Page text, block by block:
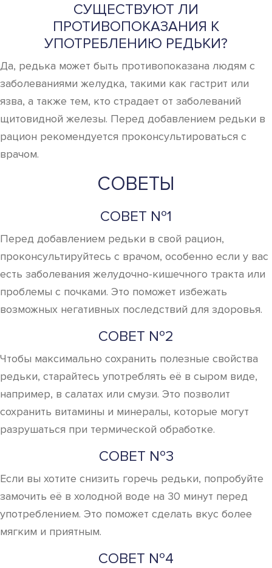
СУЩЕСТВУЮТ ЛИ
ПРОТИВОПОКАЗАНИЯ К
УПОТРЕБЛЕНИЮ РЕДЬКИ?
Да, редька может быть противопоказана людям с
заболеваниями желудка, такими как гастрит или
язва, а также тем, кто страдает от заболеваний
щитовидной железы. Перед добавлением редьки в
рацион рекомендуется проконсультироваться с
врачом.
СОВЕТЫ
СОВЕТ №1
Перед добавлением редьки в свой рацион,
проконсультируйтесь с врачом, особенно если у вас
есть заболевания желудочно-кишечного тракта или
проблемы с почками. Это поможет избежать
возможных негативных последствий для здоровья.
СОВЕТ №2
Чтобы максимально сохранить полезные свойства
редьки, старайтесь употреблять её в сыром виде,
например, в салатах или смузи. Это позволит
сохранить витамины и минералы, которые могут
разрушаться при термической обработке.
СОВЕТ №3
Если вы хотите снизить горечь редьки, попробуйте
замочить её в холодной воде на 30 минут перед
употреблением. Это поможет сделать вкус более
мягким и приятным.
СОВЕТ №4